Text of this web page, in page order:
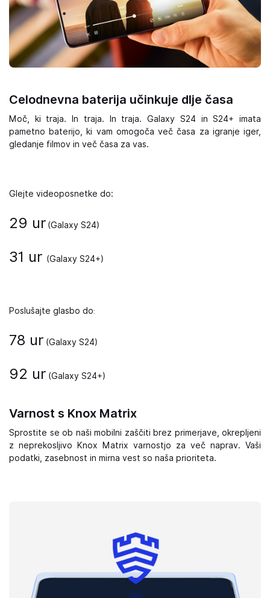
Celodnevna baterija učinkuje dlje časa
Moč, ki traja. In traja. In traja. Galaxy S24 in S24+ imata
pametno baterijo, ki vam omogoča več časa za igranje iger,
gledanje filmov in več časa za vas.
Glejte videoposnetke do:
29 ur (Galaxy S24)
31 ur (Galaxy S24+)
Poslušajte glasbo do:
78 ur (Galaxy S24)
92 ur (Galaxy S24+)
Varnost s Knox Matrix
Sprostite se ob naši mobilni zaščiti brez primerjave, okrepljeni
z neprekosljivo Knox Matrix varnostjo za več naprav. Vaši
podatki, zasebnost in mirna vest so naša prioriteta.